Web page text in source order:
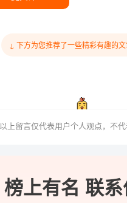
↓ 下方为您推荐了一些精彩有趣的
以上留言仅代表用户个人观点，不
榜上有名 联